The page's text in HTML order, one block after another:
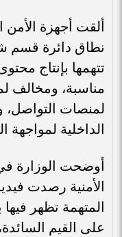
ألقت أجهزة
نطاق دائرة قسم
تتهمها بإنتاج
مناسبة، ومخالف
لمنصات
الداخلية
أوضحت الوزارة
الأمنية رصدت
المتهمة تظهر فيها
على القيم